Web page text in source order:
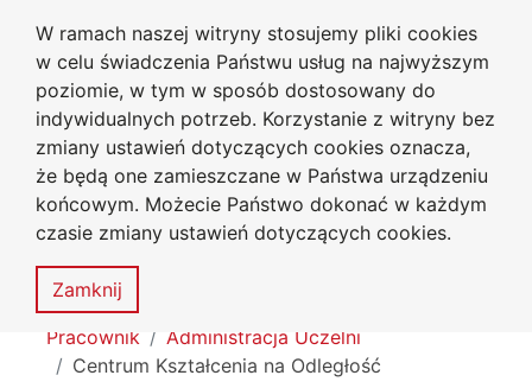
W ramach naszej witryny stosujemy pliki cookies
w celu świadczenia Państwu usług na najwyższym
poziomie, w tym w sposób dostosowany do
indywidualnych potrzeb. Korzystanie z witryny bez
zmiany ustawień dotyczących cookies oznacza,
że będą one zamieszczane w Państwa urządzeniu
końcowym. Możecie Państwo dokonać w każdym
czasie zmiany ustawień dotyczących cookies.
Zamknij
Przejdź do głównego menu
Przejdź do treści
Przejdź do wyszukiwarki
Przejdź do mapy serwisu
Uniwersytet
Jana Długosza w Częstochowie
Mapa
serwisu
MENU
Tutaj jesteś
Pracownik
Administracja Uczelni
Centrum Kształcenia na Odległość